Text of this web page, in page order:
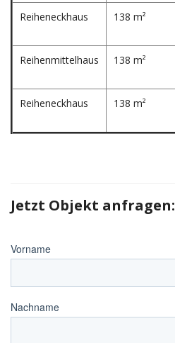
Reiheneckhaus 138 m²
Reihenmittelhaus 138 m²
Reiheneckhaus 138 m²
Jetzt Objekt anfragen: